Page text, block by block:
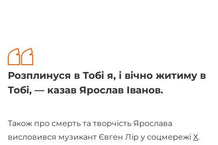
Розплинуся в Тобі я, і вічно житиму в
Тобі, — казав Ярослав Іванов.
Також про смерть та творчість Ярослава
висловився музикант Євген Лір у соцмережі Х.